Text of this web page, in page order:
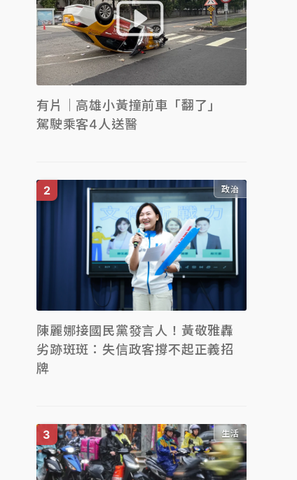
有片｜高雄小黃撞前車「翻了」
駕駛乘客4人送醫
政治
陳麗娜接國民黨發言人！黃敬雅轟
劣跡斑斑：失信政客撐不起正義招
牌
生活